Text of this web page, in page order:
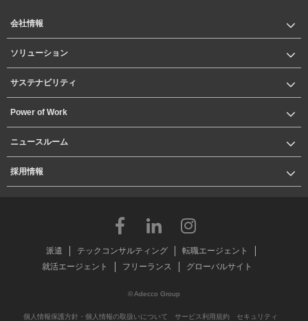
会社情報
ソリューション
サステナビリティ
Power of Work
ニュースルーム
採用情報
派遣 テックコンサルティング
転職エージェント
就活エージェント
フリーランス グローバルサイト
© Adecco Group
個人情報保護方針・個人情報の取扱いについて サービス利用規約 セキュリティ